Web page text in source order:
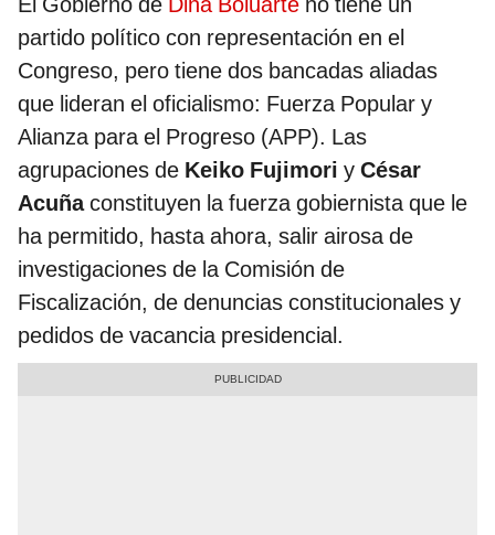
partido político con representación en el
Congreso, pero tiene dos bancadas aliadas
que lideran el oficialismo: Fuerza Popular y
Alianza para el Progreso (APP). Las
agrupaciones de Keiko Fujimori y César
Acuñaconstituyen la fuerza gobiernista que le
ha permitido, hasta ahora, salir airosa de
investigaciones de la Comisión de
Fiscalización, de denuncias constitucionales y
pedidos de vacancia presidencial.